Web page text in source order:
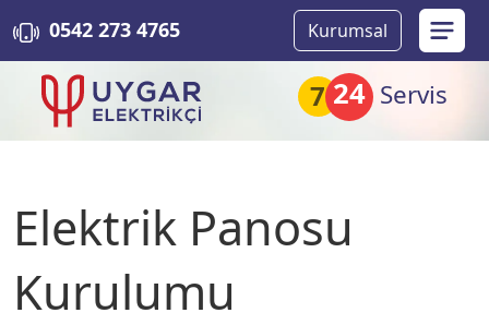
7 24 Servis
0542 273 4765 Kurumsal
Elektrik Panosu
Kurulumu